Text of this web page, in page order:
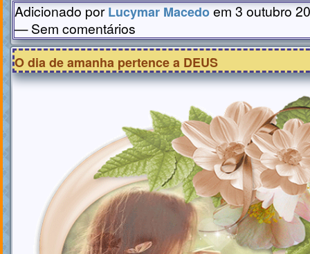
Adicionado porLucymar Macedoem 3 outubro
— Sem comentários
O dia de amanha pertence a DEUS